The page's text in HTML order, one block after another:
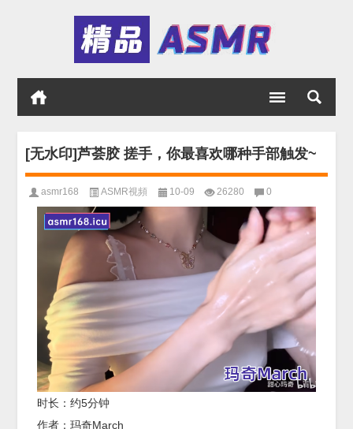
[无水印]芦荟胶 搓手，你最喜欢哪种手部触发~
asmr168 ASMR視頻 10-09 26280 0
时长：约5分钟
作者：玛奇March